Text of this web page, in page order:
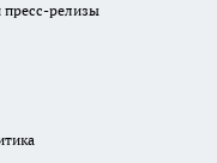
пресс-релизы